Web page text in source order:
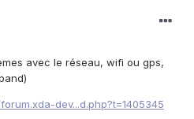
avec le réseau, wifi ou gps,
dev...d.php?t=1405345